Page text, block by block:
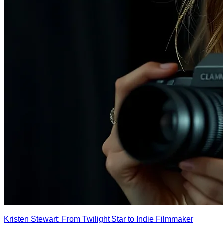
Kristen Stewart: From Twilight Star to Indie Filmmaker